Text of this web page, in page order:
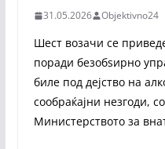
31.05.2026 Objektivno24
Шест возачи се
поради безобѕирно
биле под дејство на
сообраќајни незгоди,
Министерството за